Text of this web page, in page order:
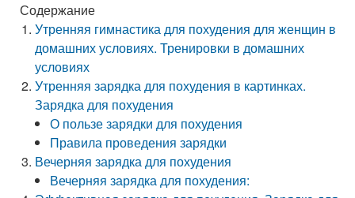
Содержание
Утренняя гимнастика для похудения для женщин в
домашних условиях. Тренировки в домашних
условиях
Утренняя зарядка для похудения в картинках.
Зарядка для похудения
О пользе зарядки для похудения
Правила проведения зарядки
Вечерняя зарядка для похудения
Вечерняя зарядка для похудения: